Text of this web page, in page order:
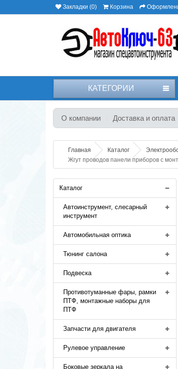
Закладки (0) Корзина
КАТЕГОРИИ
О компании Доставка и оплата
Главная Каталог
Жгут проводов панели приборов с
Каталог
Автоинструмент, слесарный
инструмент
Автомобильная оптика
Тюнинг салона
Подвеска
Противотуманные фары, рамки
ПТФ, монтажные наборы для
ПТФ
Запчасти для двигателя
Рулевое управление
Боковые зеркала на